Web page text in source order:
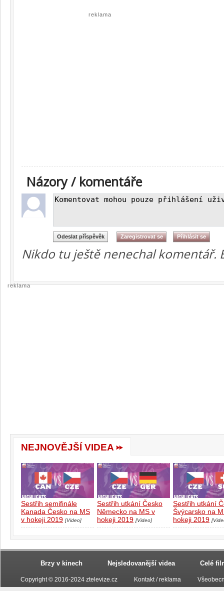
reklama
Názory / komentáře
Nikdo tu ještě nenechal komentář.
reklama
NEJNOVĚJŠÍ VIDEA
Sestřih semifinále
Kanada Česko na MS
v hokeji 2019 [Video]
Sestřih utkání Česko
Německo na MS v
hokeji 2019 [Video]
Sestřih utkání
Švýcarsko na
hokeji 2019
Brzy v kinech Nejsledovanější videa Celé
Copyright © 2016-2024 ztelevize.cz Kontakt / reklama